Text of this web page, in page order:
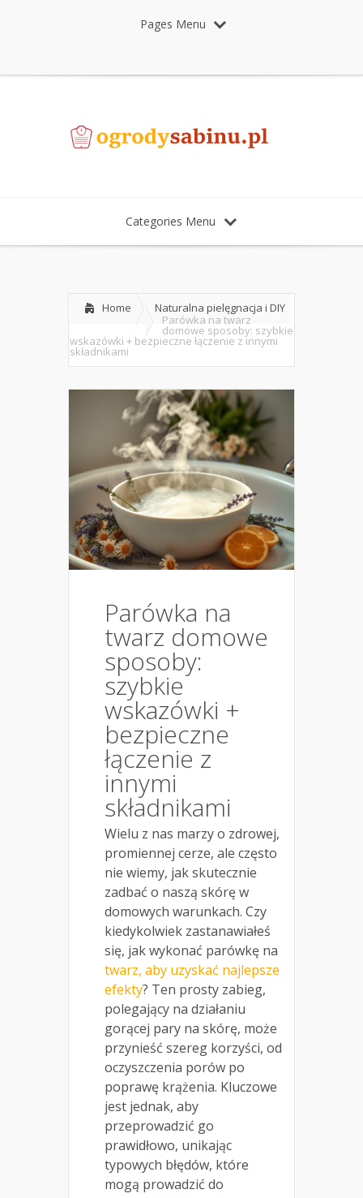
Pages Menu
Categories Menu
Home
Naturalna pielęgnacja i DIY
Parówka na twarz
domowe sposoby: szybkie
wskazówki + bezpieczne łączenie z innymi
składnikami
Parówka na
twarz domowe
sposoby:
szybkie
wskazówki +
bezpieczne
łączenie z
innymi
składnikami
Wielu z nas marzy o zdrowej,
promiennej cerze, ale często
nie wiemy, jak skutecznie
zadbać o naszą skórę w
domowych warunkach. Czy
kiedykolwiek zastanawiałeś
się, jak wykonać parówkę na
twarz, aby uzyskać najlepsze
efekty? Ten prosty zabieg,
polegający na działaniu
gorącej pary na skórę, może
przynieść szereg korzyści, od
oczyszczenia porów po
poprawę krążenia. Kluczowe
jest jednak, aby
przeprowadzić go
prawidłowo, unikając
typowych błędów, które
mogą prowadzić do